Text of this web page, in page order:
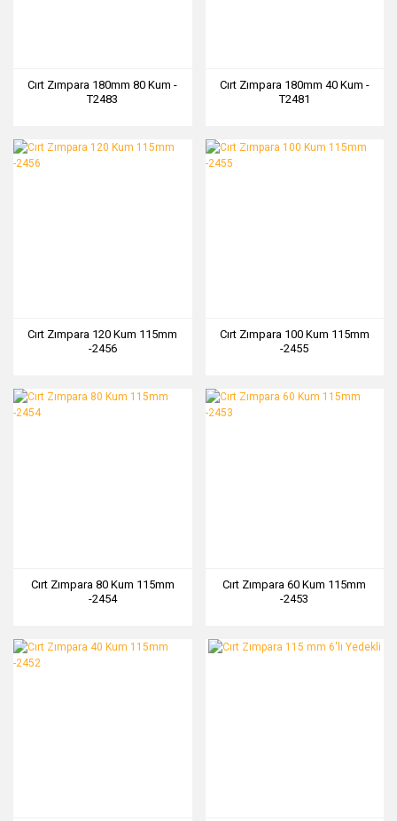
Cırt Zımpara 180mm 80 Kum -
T2483
Cırt Zımpara 180mm 40 Kum -
T2481
Cırt Zımpara 120 Kum 115mm
-2456
Cırt Zımpara 100 Kum 115mm
-2455
Cırt Zımpara 80 Kum 115mm
-2454
Cırt Zımpara 60 Kum 115mm
-2453